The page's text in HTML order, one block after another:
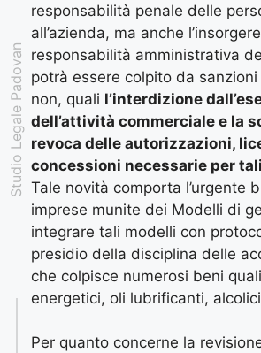
Studio Legale Padovan
responsabilità penale delle
all’azienda, ma anche
responsabilità amministrativa
potrà essere colpito da
non, quali l’interdizione
dell’attività commerciale e la
revoca delle autorizzazioni,
concessioni necessarie per
Tale novità comporta l’urgente
imprese munite dei Modelli di
integrare tali modelli con
presidio della disciplina delle
che colpisce numerosi beni
energetici, oli lubrificanti,
Per quanto concerne la